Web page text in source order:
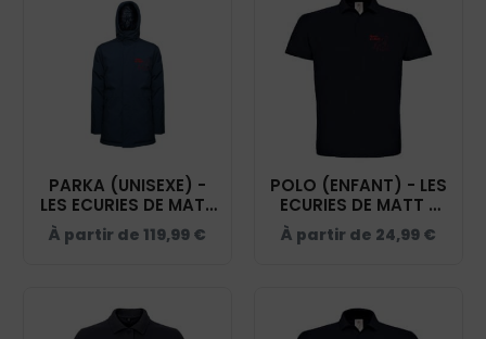
PARKA (UNISEXE) -
LES ECURIES DE MATT
- NAVY - PK543
À partir de 119,99 €
POLO (ENFANT) - LES
ECURIES DE MATT -
NAVY - BCK424
À partir de 24,99 €